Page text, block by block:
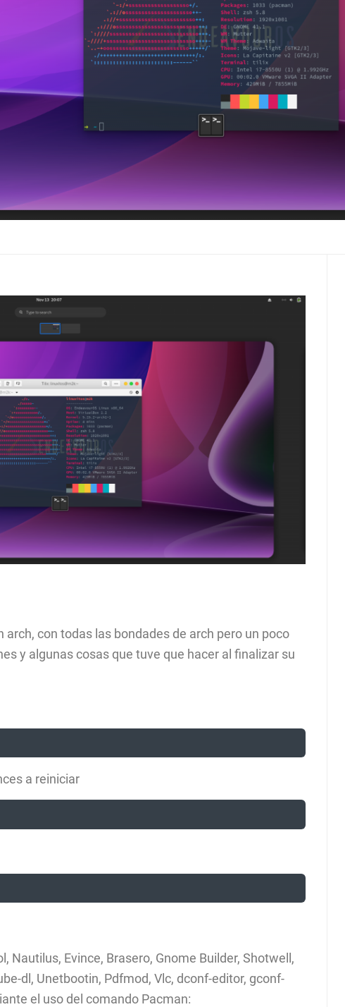
arch, con todas las bondades de arch pero un poco
y algunas cosas que tuve que hacer al finalizar su
a reiniciar
Nautilus, Evince, Brasero, Gnome Builder, Shotwell,
dl, Unetbootin, Pdfmod, Vlc, dconf-editor, gconf-
el uso del comando Pacman: